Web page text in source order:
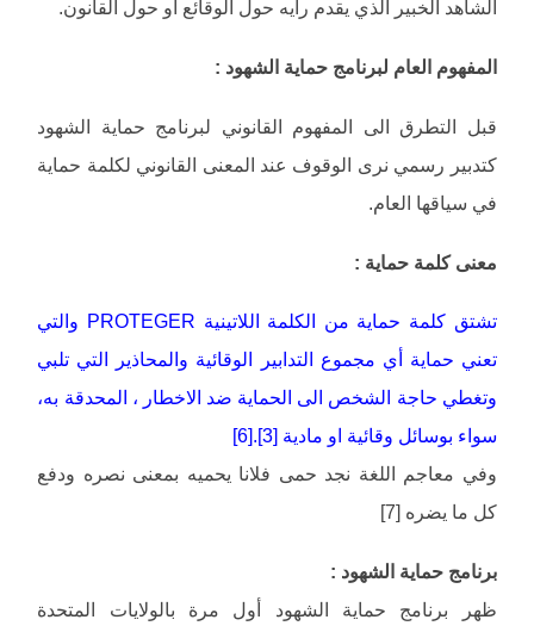
الشاهد الخبير الذي يقدم رأيه حول الوقائع أو حول القانون.
المفهوم العام لبرنامج حماية الشهود :
قبل التطرق الى المفهوم القانوني لبرنامج حماية الشهود
كتدبير رسمي نرى الوقوف عند المعنى القانوني لكلمة حماية
في سياقها العام.
معنى كلمة حماية :
تشتق كلمة حماية من الكلمة اللاتينية PROTEGER والتي
تعني حماية أي مجموع التدابير الوقائية والمحاذير التي تلبي
وتغطي حاجة الشخص الى الحماية ضد الاخطار ، المحدقة به،
سواء بوسائل وقائية او مادية [3].[6]
وفي معاجم اللغة نجد حمى فلانا يحميه بمعنى نصره ودفع
كل ما يضره [7]
برنامج حماية الشهود :
ظهر برنامج حماية الشهود أول مرة بالولايات المتحدة